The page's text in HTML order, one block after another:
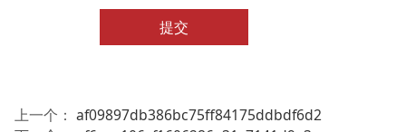
提交
上一个： af09897db386bc75ff84175ddbdf6d2